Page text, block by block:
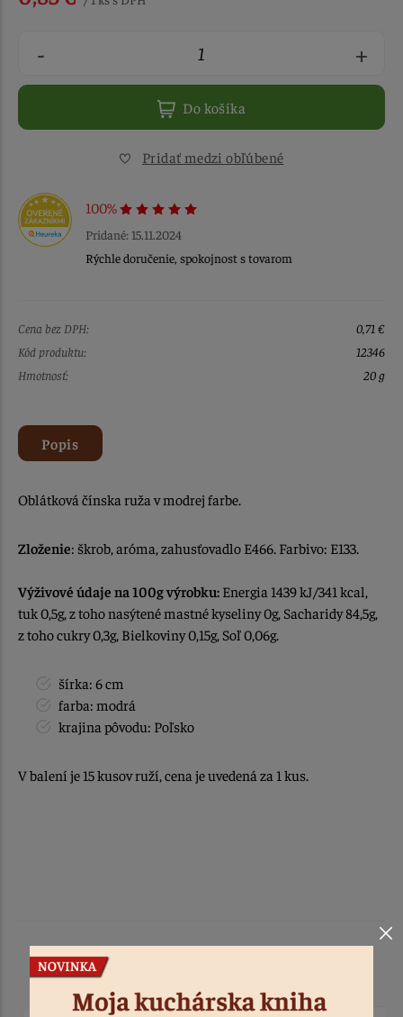
- +
Do košíka
Pridať medzi obľúbené
100%
Pridané: 15.11.2024
Rýchle doručenie, spokojnost s tovarom
Cena bez DPH:
0,71 €
Kód produktu:
12346
Hmotnosť:
20 g
Popis
Oblátková čínska ruža v modrej farbe.
Zloženie: škrob, aróma, zahusťovadlo E466. Farbivo: E133.
Výživové údaje na 100g výrobku: Energia 1439 kJ/341 kcal,
tuk 0,5g, z toho nasýtené mastné kyseliny 0g, Sacharidy 84,5g,
z toho cukry 0,3g, Bielkoviny 0,15g, Soľ 0,06g.
šírka: 6 cm
farba: modrá
krajina pôvodu: Poľsko
V balení je 15 kusov ruží, cena je uvedená za 1 kus.